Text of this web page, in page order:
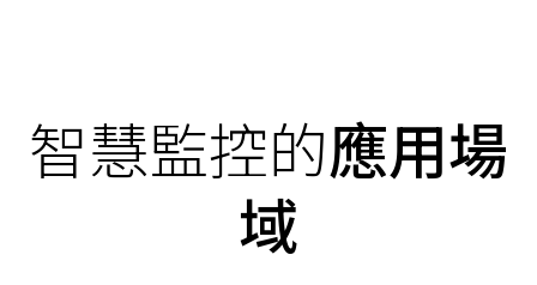
智慧監控的應用場
域